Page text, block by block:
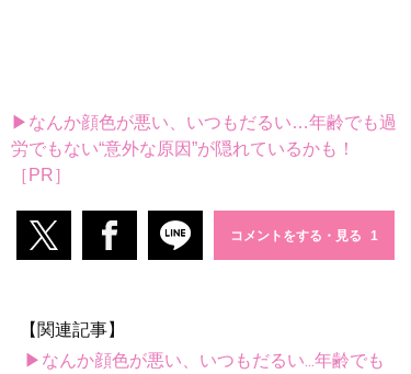
▶なんか顔色が悪い、いつもだるい…年齢でも過
労でもない“意外な原因”が隠れているかも！
［PR］
コメントをする・見る
【関連記事】
▶なんか顔色が悪い、いつもだるい...年齢でも